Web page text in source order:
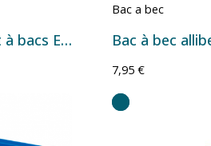
Chariot de rangement à bacs Europe Série European sur roulettes – Plusieurs configurations
Bac a bec
Bac à bec
7,95 €